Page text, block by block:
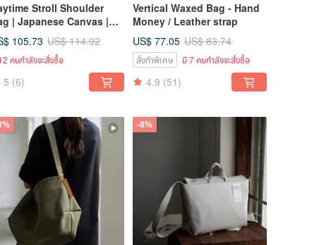
Stroll Shoulder
| Japanese Canvas |
in Taiwan
105.73 US$ 114.92
คนกำลังจะสั่งซื้อ
5 (6)
Vertical Waxed Bag - Hand
Money / Leather strap
US$ 77.05 US$ 83.74
สั่งทำพิเศษ มี 7 คนกำลังจะสั่งซื้อ
4.9 (51)
-8%